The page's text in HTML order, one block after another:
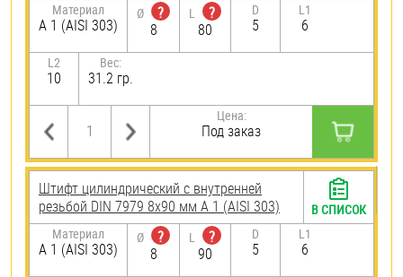
Материал
А 1 (AISI 303)
Ø
?
8
L
?
80
D
5
L1
6
L2
10
Вес:
31.2 гр.
Цена:
Под заказ
Штифт цилиндрический с внутренней
резьбой DIN 7979 8х90 мм А 1 (AISI 303)
Материал
А 1 (AISI 303)
Ø
?
8
L
?
90
D
5
L1
6
В СПИСОК